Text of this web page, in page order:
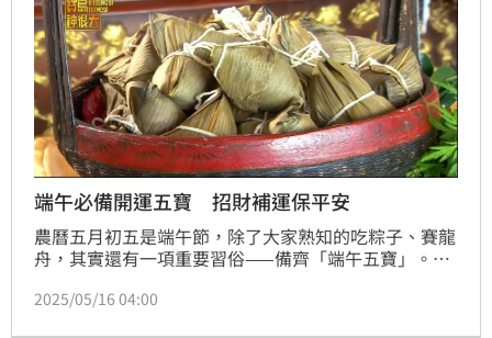
端午必備開運五寶 招財補運保平安
農曆五月初五是端午節，除了大家熟知的吃粽子、賽龍
舟，其實還有一項重要習俗——備齊「端午五寶」。究
一起來深入了解吧！
2025/05/16 04:00